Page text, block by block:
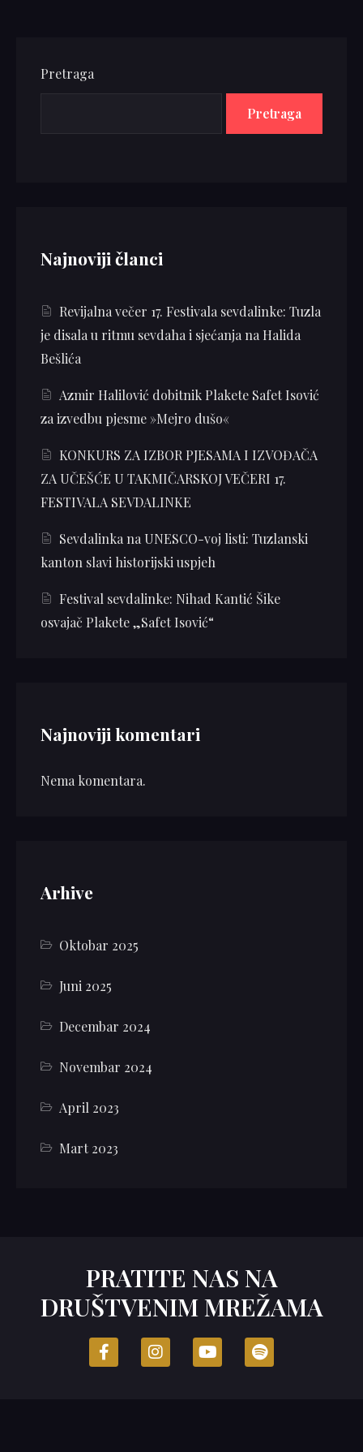
Pretraga
Pretraga
Najnoviji članci
Revijalna večer 17. Festivala sevdalinke: Tuzla
je disala u ritmu sevdaha i sjećanja na Halida
Bešlića
Azmir Halilović dobitnik Plakete Safet Isović
za izvedbu pjesme »Mejro dušo«
KONKURS ZA IZBOR PJESAMA I IZVOĐAČA
ZA UČEŠĆE U TAKMIČARSKOJ VEČERI 17.
FESTIVALA SEVDALINKE
Sevdalinka na UNESCO-voj listi: Tuzlanski
kanton slavi historijski uspjeh
Festival sevdalinke: Nihad Kantić Šike
osvajač Plakete „Safet Isović“
Najnoviji komentari
Nema komentara.
Arhive
Oktobar 2025
Juni 2025
Decembar 2024
Novembar 2024
April 2023
Mart 2023
PRATITE NAS NA
DRUŠTVENIM MREŽAMA